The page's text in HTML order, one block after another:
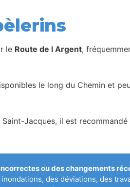
le Route de l Argent,
le long du Chemin et
Jacques, il est
ou des changements
des déviations, des